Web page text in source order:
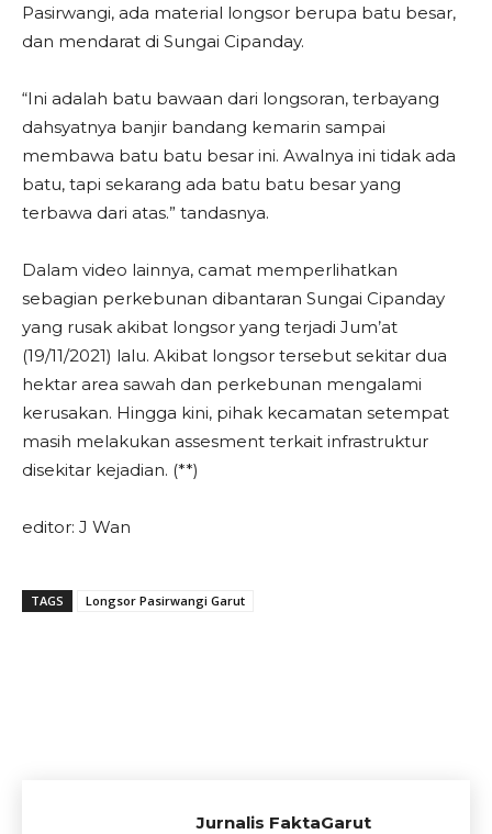
Pasirwangi, ada material longsor berupa batu besar,
dan mendarat di Sungai Cipanday.
“Ini adalah batu bawaan dari longsoran, terbayang
dahsyatnya banjir bandang kemarin sampai
membawa batu batu besar ini. Awalnya ini tidak ada
batu, tapi sekarang ada batu batu besar yang
terbawa dari atas.” tandasnya.
Dalam video lainnya, camat memperlihatkan
sebagian perkebunan dibantaran Sungai Cipanday
yang rusak akibat longsor yang terjadi Jum’at
(19/11/2021) lalu. Akibat longsor tersebut sekitar dua
hektar area sawah dan perkebunan mengalami
kerusakan. Hingga kini, pihak kecamatan setempat
masih melakukan assesment terkait infrastruktur
disekitar kejadian. (**)
editor: J Wan
TAGS Longsor Pasirwangi Garut
Jurnalis FaktaGarut